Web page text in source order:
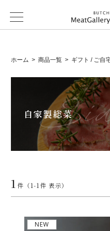
ホーム 商品一覧 ギフト / ご自
自家製総菜
1 件（1-1件 表示）
NEW